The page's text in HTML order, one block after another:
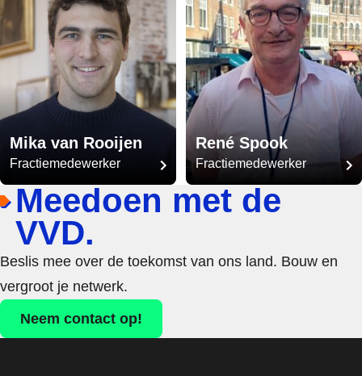
Mika van Rooijen
Fractiemedewerker
René Spook
Fractiemedewerker
Meedoen met de
VVD.
Beslis mee over de toekomst van ons land. Bouw en
vergroot je netwerk.
Neem contact op!